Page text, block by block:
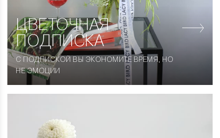
ЦВЕТОЧНАЯ
ПОДПИСКА
С ПОДПИСКОЙ ВЫ ЭКОНОМИТЕ ВРЕМЯ, НО
НЕ ЭМОЦИИ